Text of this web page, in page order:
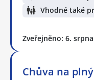
Vhodné také
Zveřejněno: 6. srpna
Chůva na